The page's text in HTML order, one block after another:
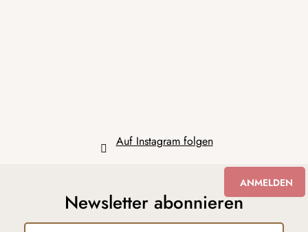
Auf Instagram folgen
Newsletter abonnieren
ANMELDEN